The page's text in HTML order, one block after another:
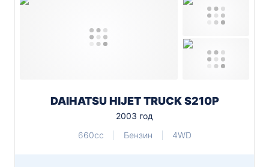
DAIHATSU HIJET TRUCK S210P
2003 год
660cc
Бензин 4WD